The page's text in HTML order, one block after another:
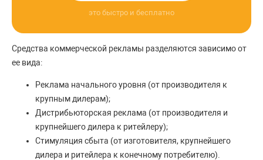
это быстро и бесплатно
Средства коммерческой рекламы разделяются зависимо от
ее вида:
Реклама начального уровня (от производителя к
крупным дилерам);
Дистрибьюторская реклама (от производителя и
крупнейшего дилера к ритейлеру);
Стимуляция сбыта (от изготовителя, крупнейшего
дилера и ритейлера к конечному потребителю).